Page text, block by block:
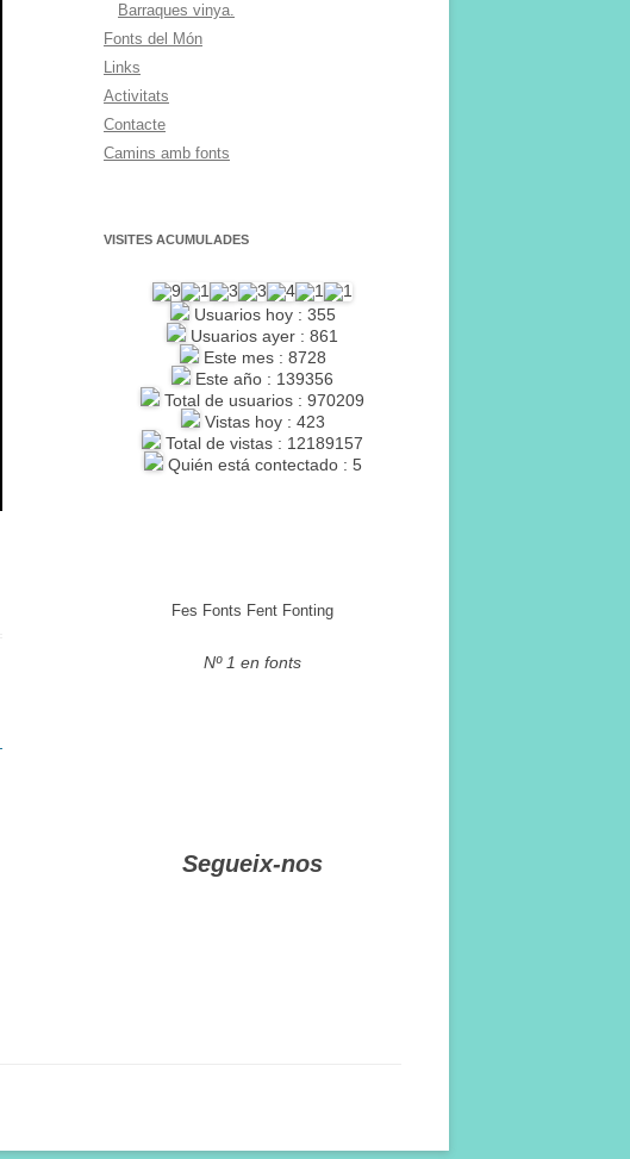
Barraques vinya.
Fonts del Món
Links
Activitats
Contacte
Camins amb fonts
VISITES ACUMULADES
Usuarios hoy : 355
Usuarios ayer : 861
Este mes : 8728
Este año : 139356
Total de usuarios : 970209
Vistas hoy : 423
Total de vistas : 12189157
Quién está contectado : 5
Fes Fonts Fent Fonting
Nº 1 en fonts
Segueix-nos